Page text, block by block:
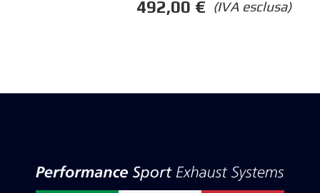
(IVA esclusa)
492,00 €